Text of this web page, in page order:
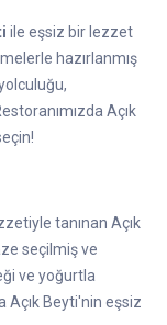
ile eşsiz bir lezzet
hazırlanmış
Açık
tanınan Açık
seçilmiş ve
ve yoğurtla
Açık Beyti'nin eşsiz